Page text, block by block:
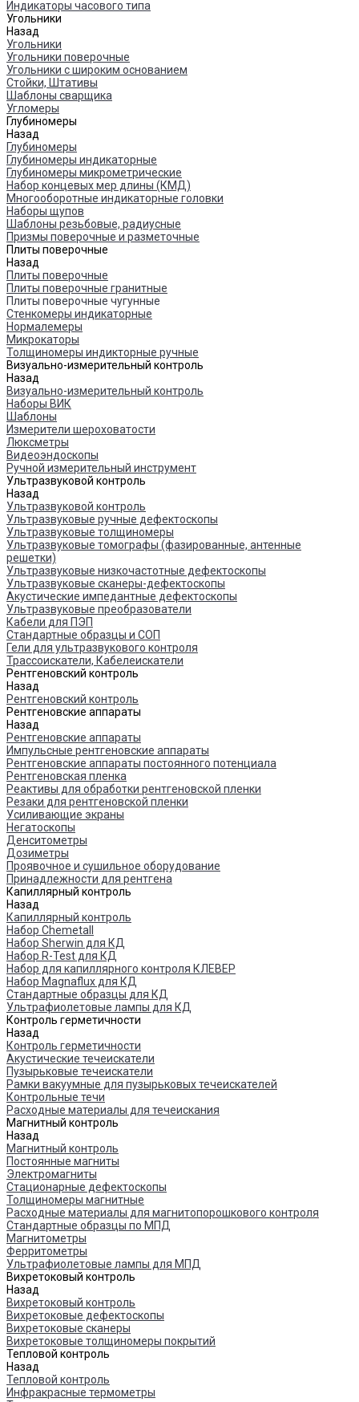
Индикаторы часового типа
Угольники
Назад
Угольники
Угольники поверочные
Угольники с широким основанием
Стойки, Штативы
Шаблоны сварщика
Угломеры
Глубиномеры
Назад
Глубиномеры
Глубиномеры индикаторные
Глубиномеры микрометрические
Набор концевых мер длины (КМД)
Многооборотные индикаторные головки
Наборы щупов
Шаблоны резьбовые, радиусные
Призмы поверочные и разметочные
Плиты поверочные
Назад
Плиты поверочные
Плиты поверочные гранитные
Плиты поверочные чугунные
Стенкомеры индикаторные
Нормалемеры
Микрокаторы
Толщиномеры индикторные ручные
Визуально-измерительный контроль
Назад
Визуально-измерительный контроль
Наборы ВИК
Шаблоны
Измерители шероховатости
Люксметры
Видеоэндоскопы
Ручной измерительный инструмент
Ультразвуковой контроль
Назад
Ультразвуковой контроль
Ультразвуковые ручные дефектоскопы
Ультразвуковые толщиномеры
Ультразвуковые томографы (фазированные, антенные
решетки)
Ультразвуковые низкочастотные дефектоскопы
Ультразвуковые сканеры-дефектоскопы
Акустические импедантные дефектоскопы
Ультразвуковые преобразователи
Кабели для ПЭП
Стандартные образцы и СОП
Гели для ультразвукового контроля
Трассоискатели, Кабелеискатели
Рентгеновский контроль
Назад
Рентгеновский контроль
Рентгеновские аппараты
Назад
Рентгеновские аппараты
Импульсные рентгеновские аппараты
Рентгеновские аппараты постоянного потенциала
Рентгеновская пленка
Реактивы для обработки рентгеновской пленки
Резаки для рентгеновской пленки
Усиливающие экраны
Негатоскопы
Денситометры
Дозиметры
Проявочное и сушильное оборудование
Принадлежности для рентгена
Капиллярный контроль
Назад
Капиллярный контроль
Набор Chemetall
Набор Sherwin для КД
Набор R-Test для КД
Набор для капиллярного контроля КЛЕВЕР
Набор Magnaflux для КД
Стандартные образцы для КД
Ультрафиолетовые лампы для КД
Контроль герметичности
Назад
Контроль герметичности
Акустические течеискатели
Пузырьковые течеискатели
Рамки вакуумные для пузырьковых течеискателей
Контрольные течи
Расходные материалы для течеискания
Магнитный контроль
Назад
Магнитный контроль
Постоянные магниты
Электромагниты
Стационарные дефектоскопы
Толщиномеры магнитные
Расходные материалы для магнитопорошкового контроля
Стандартные образцы по МПД
Магнитометры
Ферритометры
Ультрафиолетовые лампы для МПД
Вихретоковый контроль
Назад
Вихретоковый контроль
Вихретоковые дефектоскопы
Вихретоковые сканеры
Вихретоковые толщиномеры покрытий
Тепловой контроль
Назад
Тепловой контроль
Инфракрасные термометры